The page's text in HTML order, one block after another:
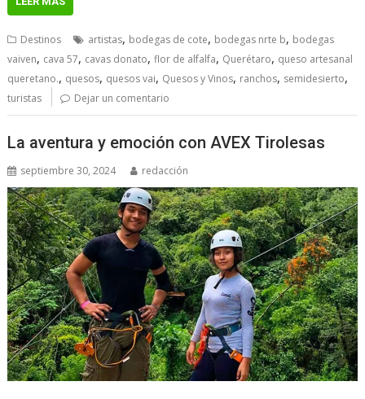
Destinos artistas, bodegas de cote, bodegas nrte b, bodegas
vaiven, cava 57, cavas donato,flor de alfalfa, Querétaro, queso artesanal
queretano., quesos, quesos vai, Quesos y Vinos, ranchos, semidesierto,
turistas Dejar un comentario
La aventura y emoción con AVEX Tirolesas
septiembre 30, 2024 redacción